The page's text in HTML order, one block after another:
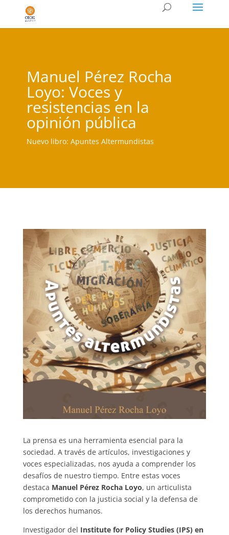
Manuel Pérez Rocha
Loyo: Voces y
resistencias en la
opinión pública
Nuevo libro: Apuntes Altermundistas
La prensa es una herramienta esencial para la
sociedad. A través de artículos, investigaciones y
voces especializadas, nos ayuda a comprender los
desafíos de nuestro tiempo. Entre estas voces
destaca Manuel Pérez Rocha Loyo, un articulista
comprometido con la justicia social y la defensa de
los derechos humanos.
Investigador del Institute for Policy Studies (IPS) en